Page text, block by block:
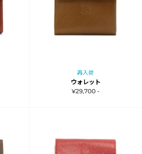
再入荷
ウォレット
¥29,700 -